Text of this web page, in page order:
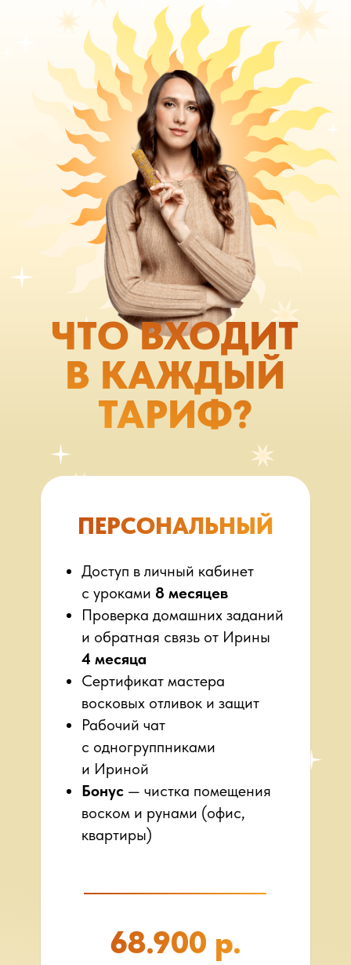
ЧТО ВХОДИТ
В КАЖДЫЙ
ТАРИФ?
ПЕРСОНАЛЬНЫЙ
Доступ в личный кабинет
с уроками 8 месяцев
Проверка домашних заданий
и обратная связь от Ирины
4 месяца
Сертификат мастера
восковых отливок и защит
Рабочий чат
с одногруппниками
и Ириной
Бонус — чистка помещения
воском и рунами (офис,
квартиры)
68.900 р.